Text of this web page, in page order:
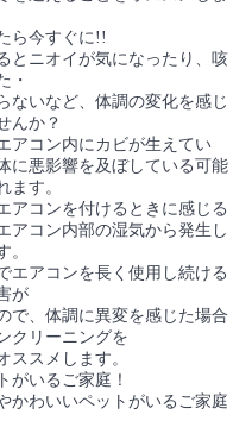
ら今すぐに!!
とニオイが気になったり、咳
・
ないなど、体調の変化を感じ
んか？
アコン内にカビが生えてい
に悪影響を及ぼしている可能
ます。
アコンを付けるときに感じる
アコン内部の湿気から発生し
。
エアコンを長く使用し続ける
が
で、体調に異変を感じた場合
クリーニングを
ススメします。
がいるご家庭！
かわいいペットがいるご家庭